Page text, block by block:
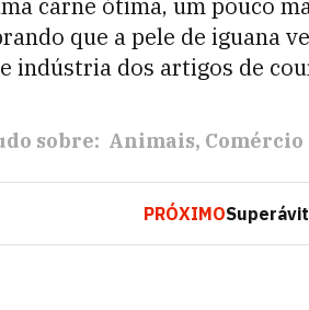
carne ótima, um pouco
que a pele de iguana
indústria dos artigos de
sobre: Animais
PRÓXIMO